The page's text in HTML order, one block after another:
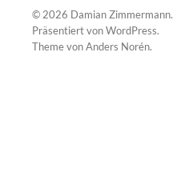
© 2026 Damian Zimmermann.
Präsentiert vonWordPress.
Theme vonAnders Norén.